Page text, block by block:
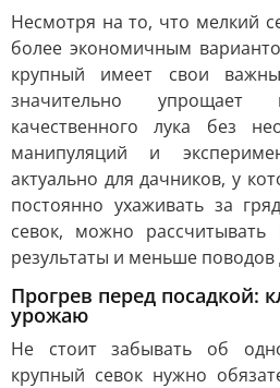
Несмотря на то, что мелкий
более экономичным
крупный имеет свои
значительно упрощает
качественного лука без
манипуляций и
актуально для дачников, у
постоянно ухаживать за
севок, можно
результаты и меньше поводов
Прогрев перед посадкой:
урожаю
Не стоит забывать об
крупный севок нужно